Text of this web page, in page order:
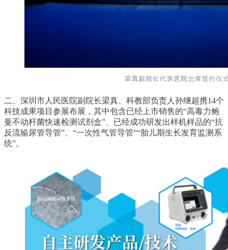
二、深圳市人民医院副院长梁真、科教部负责人孙继超携14个
科技成果项目参展布展，其中包含已经上市销售的“高毒力鲍
曼不动杆菌快速检测试剂盒”、已经成功研发出样机样品的“抗
反流输尿管导管”、“一次性气管导管”“胎儿期生长发育监测系
统”。